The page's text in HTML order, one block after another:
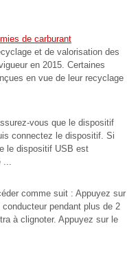
de carburant
et de valorisation des
en 2015. Certaines
en vue de leur recyclage
vous que le dispositif
connectez le dispositif. Si
le dispositif USB est
...
comme suit : Appuyez sur
pendant plus de 2
à clignoter. Appuyez sur le